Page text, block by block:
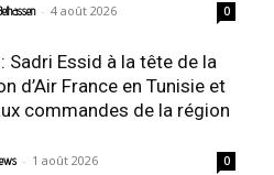
- 4 août 2026 0
Sadri Essid à la tête de la
d’Air France en Tunisie et
commandes de la région
- 1 août 2026 0